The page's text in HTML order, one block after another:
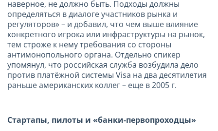
наверное, не должно быть. Подходы должны
определяться в диалоге участников рынка и
регуляторов» – и добавил, что чем выше влияние
конкретного игрока или инфраструктуры на рынок,
тем строже к нему требования со стороны
антимонопольного органа. Отдельно спикер
упомянул, что российская служба возбудила дело
против платёжной системы Visa на два десятилетия
раньше американских коллег – еще в 2005 г.
Стартапы, пилоты и «банки-первопроходцы»